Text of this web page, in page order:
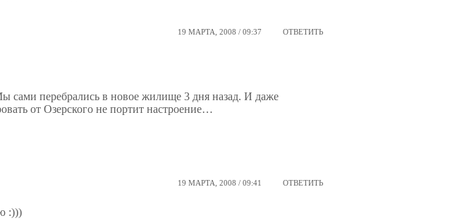
19 МАРТА, 2008 / 09:37 ОТВЕТИТЬ
сами перебрались в новое жилище 3 дня назад. И даже
от Озерского не портит настроение…
19 МАРТА, 2008 / 09:41 ОТВЕТИТЬ
:)))